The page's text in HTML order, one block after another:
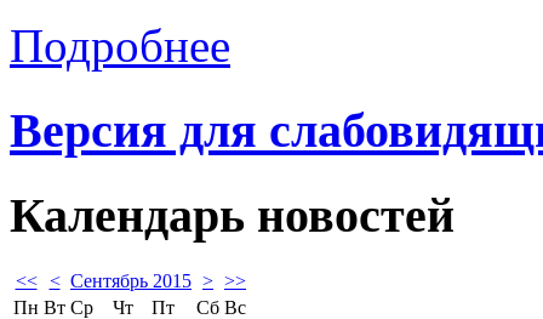
Подробнее
Версия для
Календарь новостей
<< < Сентябрь 2015 > >>
Пн Вт Ср Чт Пт Сб Вс